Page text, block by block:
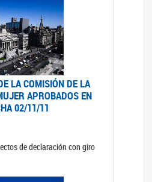
LA COMISIÓN DE LA
APROBADOS EN
02/11/11
de declaración con giro